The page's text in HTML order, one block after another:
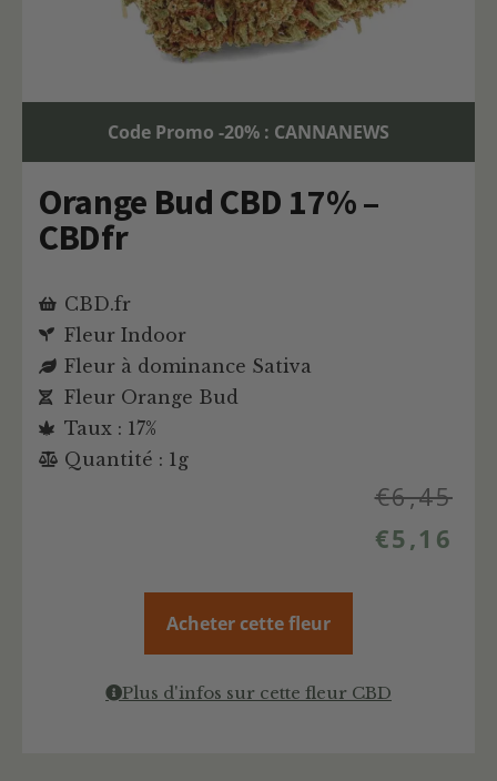
Code Promo -20% : CANNANEWS
Orange Bud CBD 17% –
CBDfr
CBD.fr
Fleur Indoor
Fleur à dominance Sativa
Fleur Orange Bud
Taux : 17%
Quantité : 1g
€6,45
€5,16
Acheter cette fleur
Plus d'infos sur cette fleur CBD